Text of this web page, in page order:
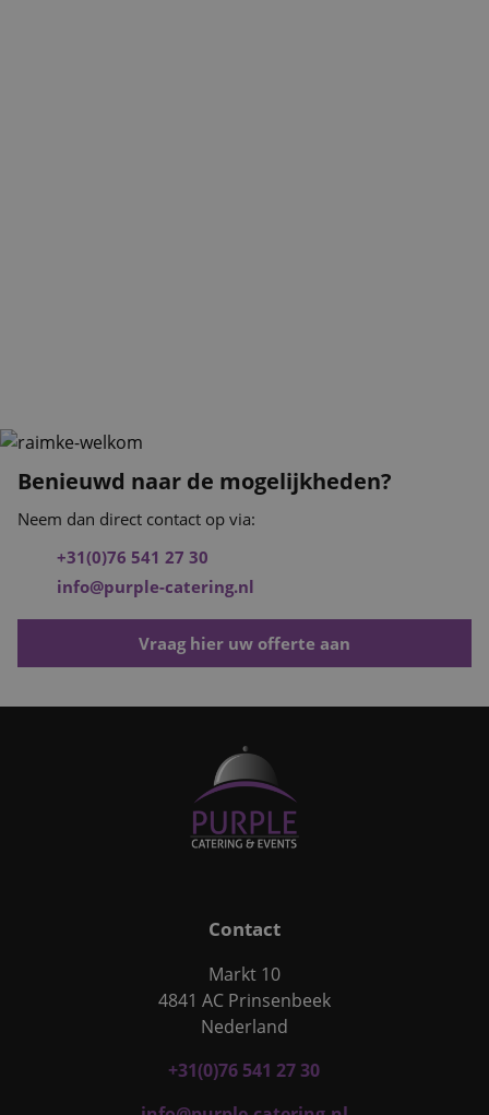
Benieuwd naar de mogelijkheden?
Neem dan direct contact op via:
+31(0)76 541 27 30
info@purple-catering.nl
Vraag hier uw offerte aan
Contact
Markt 10
4841 AC Prinsenbeek
Nederland
+31(0)76 541 27 30